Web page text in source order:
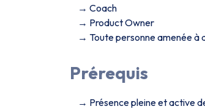
Coach
Product Owner
Toute personne amenée à
Prérequis
Présence pleine et active